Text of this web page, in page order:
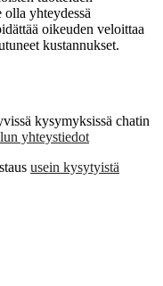
yhteydessä
oikeuden veloittaa
kustannukset.
kysymyksissä chatin
yhteystiedot
usein kysytyistä